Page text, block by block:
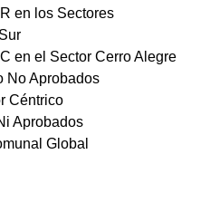
en los Sectores
en el Sector Cerro Alegre
No Aprobados
Céntrico
Aprobados
Global